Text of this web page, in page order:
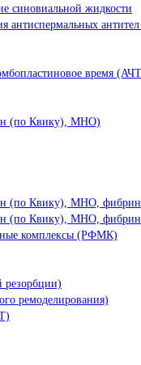
синовиальной жидкости
антиспермальных
время
(по Квику), МНО)
(по Квику), МНО,
(по Квику), МНО,
комплексы (РФМК)
резорбции)
ремоделирования)